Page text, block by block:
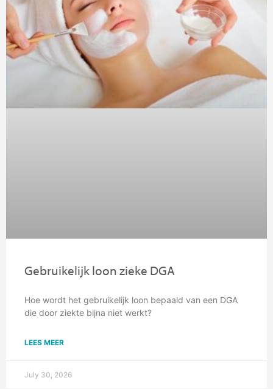
Gebruikelijk loon zieke DGA
Hoe wordt het gebruikelijk loon bepaald van een DGA
die door ziekte bijna niet werkt?
LEES MEER
July 30, 2026